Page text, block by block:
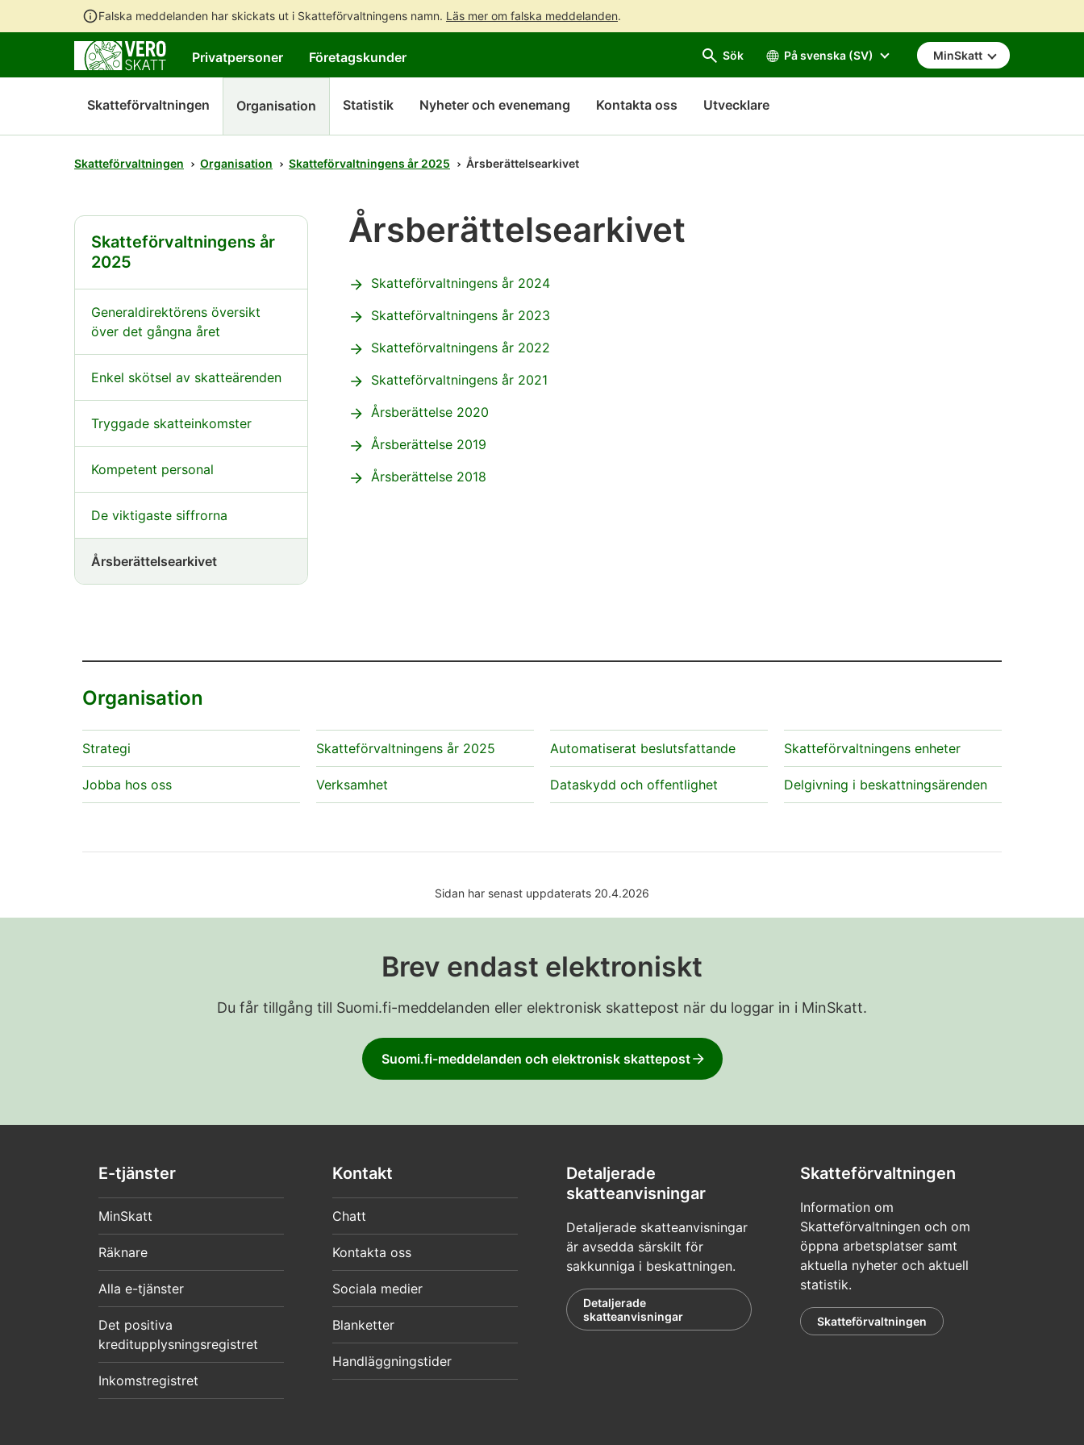
Falska meddelanden har skickats ut i Skatteförvaltningens namn. Läs mer om falska meddelanden.
till
innehållet
hela
webbplatsens
Privatpersoner Företagskunder Sök På svenska (SV) MinSkatt
Skatteförvaltningen Organisation Statistik Nyheter och evenemang Kontakta oss Utvecklare
Skatteförvaltningen Organisation Skatteförvaltningens år 2025 Årsberättelsearkivet
Skatteförvaltningens år
2025
Generaldirektörens översikt
över det gångna året
Enkel skötsel av skatteärenden
Tryggade skatteinkomster
Kompetent personal
De viktigaste siffrorna
Årsberättelsearkivet
Årsberättelsearkivet
Skatteförvaltningens år 2024
Skatteförvaltningens år 2023
Skatteförvaltningens år 2022
Skatteförvaltningens år 2021
Årsberättelse 2020
Årsberättelse 2019
Årsberättelse 2018
Organisation
Strategi
Jobba hos oss
Skatteförvaltningens år 2025
Verksamhet
Automatiserat beslutsfattande
Dataskydd och offentlighet
Skatteförvaltningens enheter
Delgivning i beskattningsärenden
Sidan har senast uppdaterats 20.4.2026
Brev endast elektroniskt
Du får tillgång till Suomi.fi-meddelanden eller elektronisk skattepost när du loggar in i MinSkatt.
Suomi.fi-meddelanden och elektronisk skattepost
E-tjänster
MinSkatt
Räknare
Alla e-tjänster
Det positiva
kreditupplysningsregistret
Inkomstregistret
Kontakt
Chatt
Kontakta oss
Sociala medier
Blanketter
Handläggningstider
Detaljerade
skatteanvisningar
Detaljerade skatteanvisningar
är avsedda särskilt för
sakkunniga i beskattningen.
Detaljerade
skatteanvisningar
Skatteförvaltningen
Information om
Skatteförvaltningen och om
öppna arbetsplatser samt
aktuella nyheter och aktuell
statistik.
Skatteförvaltningen